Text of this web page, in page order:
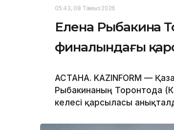
05:43, 08 Тамыз 2026
Елена Рыбакина
финалындағы
АСТАНА. KAZINFORM —
Рыбакинаның Торонтода
келесі қарсыласы